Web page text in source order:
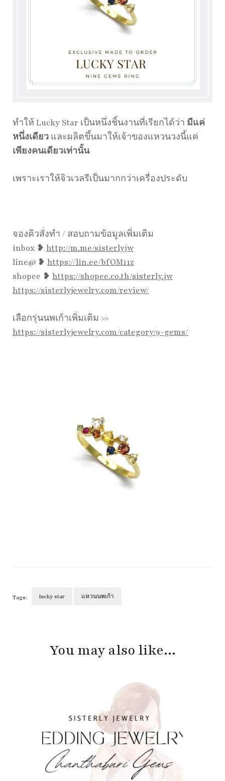
ทำให้ Lucky Star เป็นหนึ่งชิ้นงานที่เรียกได้ว่า มีแค่
หนึ่งเดียว และผลิตขึ้นมาให้เจ้าของแหวนวงนี้แค่
เพียงคนเดียวเท่านั้น
เพราะเราให้จิวเวลรีเป็นมากกว่าเครื่องประดับ
จองคิวสั่งทำ / สอบถามข้อมูลเพิ่มเติม
inbox ❥ http://m.me/sisterlyjw
line@ ❥ https://lin.ee/bfOM11z
shopee ❥ https://shopee.co.th/sisterly.jw
https://sisterlyjewelry.com/review/
เลือกรุ่นนพเก้าเพิ่มเติม >>
https://sisterlyjewelry.com/category/9-gems/
Tags: lucky star แหวนนพเก้า
You may also like...